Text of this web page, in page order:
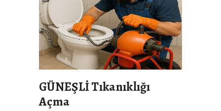
GÜNEŞLİ Tıkanıklığı
Açma